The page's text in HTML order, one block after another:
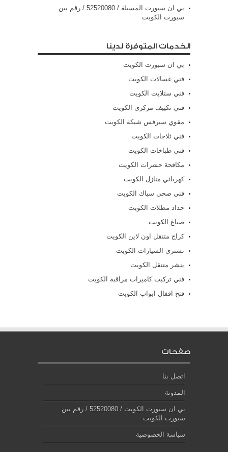
بي ان سبورت المسيلة / 52520080 / رقم بين
سبورت الكويت
الخدمات المتوفرة لدينا
بي ان سبورت الكويت
فني غسالات الكويت
فني ستلايت الكويت
فني تكييف مركزي الكويت
مقوي سيرفس شيكة الكويت
فني ثلاجات الكويت
فني طباخات الكويت
مكافحة حشرات الكويت
كهربائي منازل الكويت
فني صحي سباك الكويت
حداد مظلات الكويت
صباغ الكويت
كراج متنقل اون لاين الكويت
نشتري السيارات الكويت
بنشر متنقل الكويت
فني تركيب كاميرات مراقبة الكويت
فتح اقفال ابواب الكويت
صفحات
اتصل بنا
المدونة
بي ان سبورت الكويت / 52520080 / رقم بين
سبورت الكويت
سياسة الخصوصية